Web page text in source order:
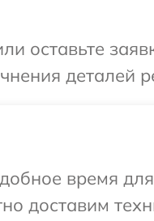
оставьте
деталей
время
доставим